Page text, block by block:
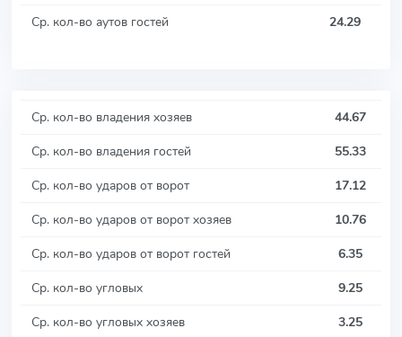
Ср. кол-во аутов гостей
24.29
Ср. кол-во владения хозяев
44.67
Ср. кол-во владения гостей
55.33
Ср. кол-во ударов от ворот
17.12
Ср. кол-во ударов от ворот хозяев
10.76
Ср. кол-во ударов от ворот гостей
6.35
Ср. кол-во угловых
9.25
Ср. кол-во угловых хозяев
3.25